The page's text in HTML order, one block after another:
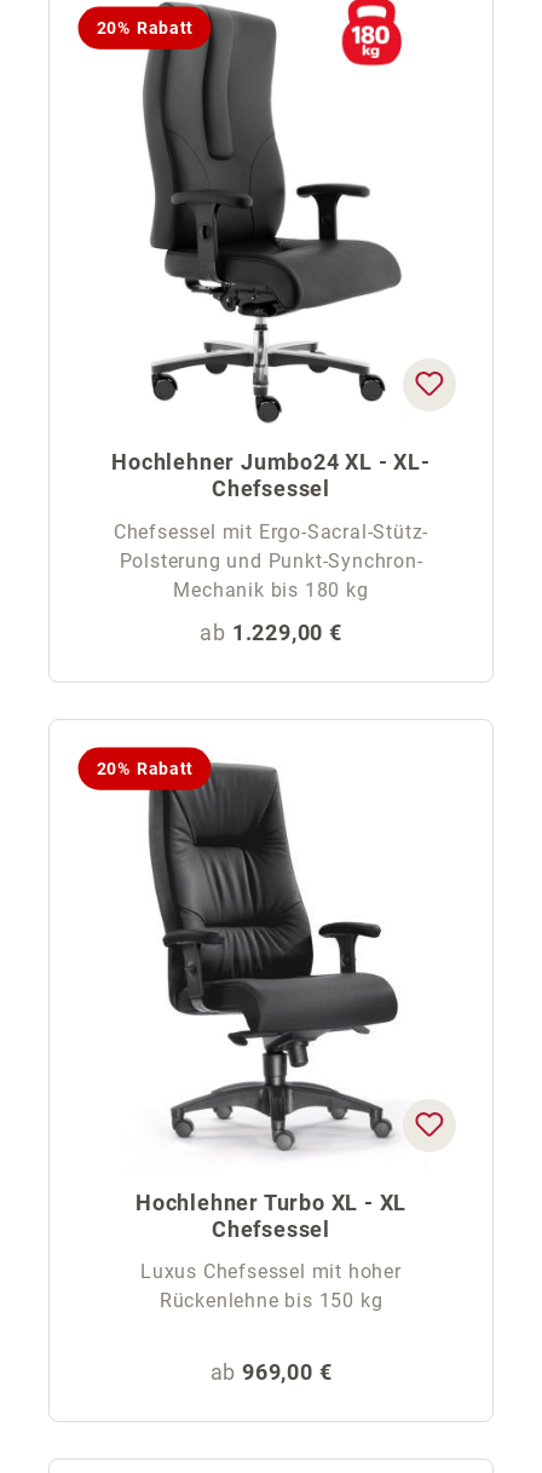
20% Rabatt
Hochlehner Jumbo24 XL - XL-
Chefsessel
Chefsessel mit Ergo-Sacral-Stütz-
Polsterung und Punkt-Synchron-
Mechanik bis 180 kg
Regulärer Preis:
ab 1.229,00 €
20% Rabatt
Hochlehner Turbo XL - XL
Chefsessel
Luxus Chefsessel mit hoher
Rückenlehne bis 150 kg
Regulärer Preis:
ab 969,00 €